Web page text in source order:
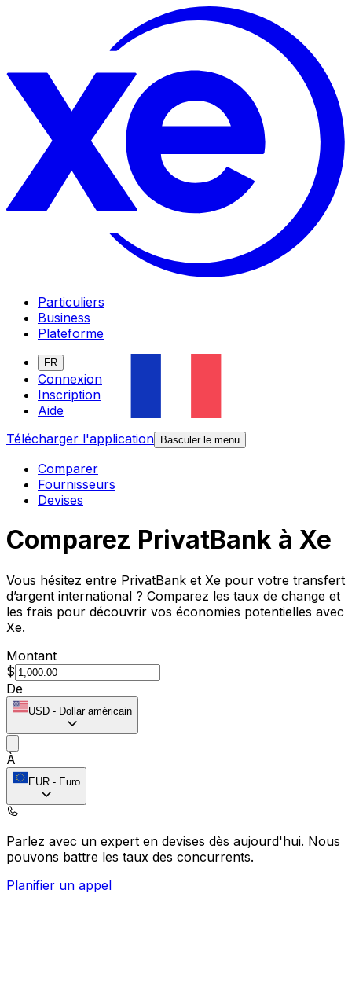
Particuliers
Business
Plateforme
FR
Connexion
Inscription
Aide
Télécharger l'application
Basculer le menu
Comparer
Fournisseurs
Devises
Comparez PrivatBank à Xe
Vous hésitez entre PrivatBank et Xe pour votre transfert
d’argent international ? Comparez les taux de change et
les frais pour découvrir vos économies potentielles avec
Xe.
Montant
$
De
USD - Dollar américain
À
EUR - Euro
Parlez avec un expert en devises dès aujourd'hui. Nous
pouvons battre les taux des concurrents.
Planifier un appel